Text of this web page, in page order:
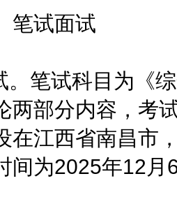
试面试
试科目为《综
两部分内容，考
在江西省南昌市
间为2025年12